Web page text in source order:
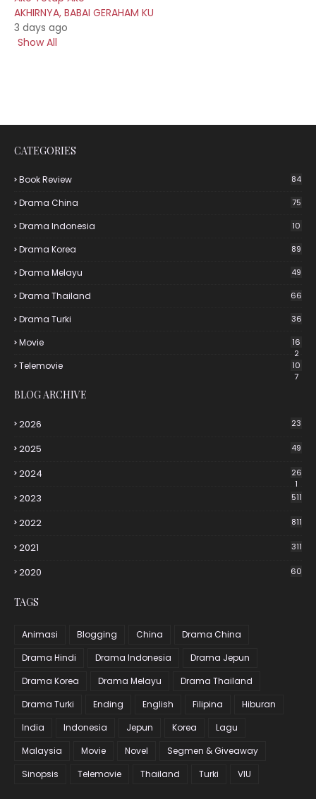
AKHIRNYA, BABAI GERAHAM KU
3 days ago
Show All
CATEGORIES
Book Review 84
Drama China 75
Drama Indonesia 10
Drama Korea 89
Drama Melayu 49
Drama Thailand 66
Drama Turki 36
Movie
16
2
Telemovie
10
7
BLOG ARCHIVE
2026 23
2025 49
2024
26
1
2023 511
2022 811
2021 311
2020 60
TAGS
Animasi Blogging China
Drama China
Drama Hindi
Drama Indonesia
Drama Jepun
Drama Korea
Drama Melayu
Drama Thailand
Drama Turki
Ending English Filipina
Hiburan
India
Indonesia Jepun Korea
Lagu
Malaysia
Movie Novel
Segmen & Giveaway
Sinopsis
Telemovie Thailand Turki VIU